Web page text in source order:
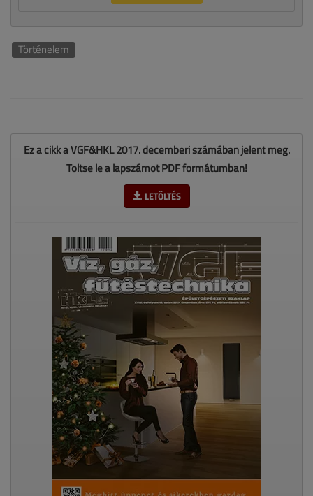
Történelem
Ez a cikk a VGF&HKL 2017. decemberi számában jelent meg.
Töltse le a lapszámot PDF formátumban!
LETÖLTÉS